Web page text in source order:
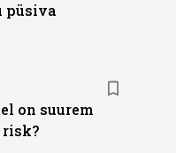
püsiva
on suurem
risk?